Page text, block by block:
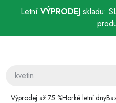
Letní VÝPRODEJskladu:
Výprodej až 75 %Horké letní dny
Bazénová sezóna